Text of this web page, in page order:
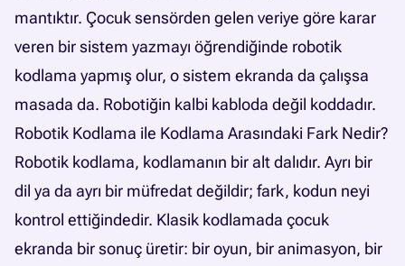
mantıktır. Çocuk sensörden gelen veriye göre karar
veren bir sistem yazmayı öğrendiğinde robotik
kodlama yapmış olur, o sistem ekranda da çalışsa
masada da. Robotiğin kalbi kabloda değil koddadır.
Robotik Kodlama ile Kodlama Arasındaki Fark Nedir?
Robotik kodlama, kodlamanın bir alt dalıdır. Ayrı bir
dil ya da ayrı bir müfredat değildir; fark, kodun neyi
kontrol ettiğindedir. Klasik kodlamada çocuk
ekranda bir sonuç üretir: bir oyun, bir animasyon, bir